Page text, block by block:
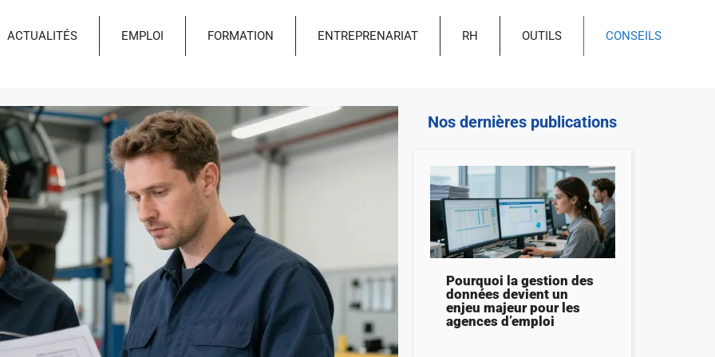
ACTUALITÉS EMPLOI FORMATION ENTREPRENARIAT RH OUTILS CONSEILS
Nos dernières publications
Pourquoi la gestion des
données devient un
enjeu majeur pour les
agences d’emploi